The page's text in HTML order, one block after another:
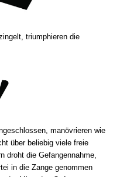
triumphieren die
manövrieren wie
über beliebig viele freie
droht die Gefangennahme,
in die Zange genommen